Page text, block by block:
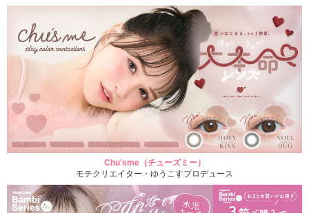
Chu'sme（チューズミー）
モテクリエイター・ゆうこすプロデュース